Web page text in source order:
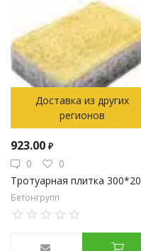
Доставка из других
регионов
923.00 ₽
0
0
Бетонгрупп